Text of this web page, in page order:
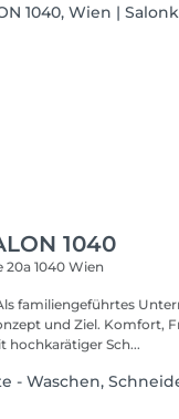
1040
20a 1040 Wien
familiengeführtes
Komfort, Freiraum und
hochkarätiger Sch...
- Waschen,